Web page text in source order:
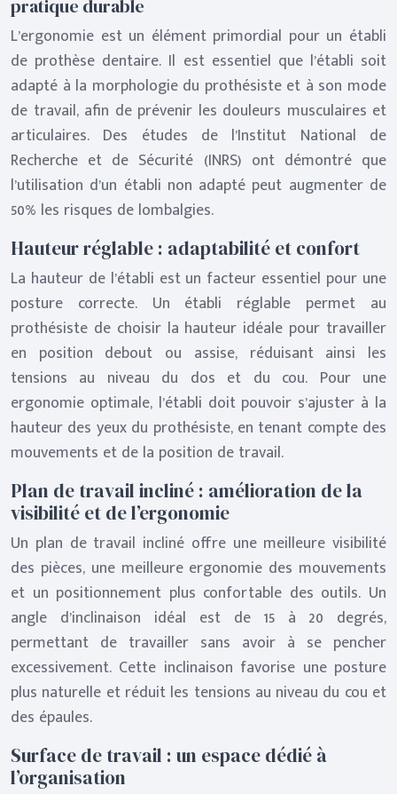
pratique durable
L’ergonomie est un élément primordial pour un établi
de prothèse dentaire. Il est essentiel que l’établi soit
adapté à la morphologie du prothésiste et à son mode
de travail, afin de prévenir les douleurs musculaires et
articulaires. Des études de l’Institut National de
Recherche et de Sécurité (INRS) ont démontré que
l’utilisation d’un établi non adapté peut augmenter de
50% les risques de lombalgies.
Hauteur réglable : adaptabilité et confort
La hauteur de l’établi est un facteur essentiel pour une
posture correcte. Un établi réglable permet au
prothésiste de choisir la hauteur idéale pour travailler
en position debout ou assise, réduisant ainsi les
tensions au niveau du dos et du cou. Pour une
ergonomie optimale, l’établi doit pouvoir s’ajuster à la
hauteur des yeux du prothésiste, en tenant compte des
mouvements et de la position de travail.
Plan de travail incliné : amélioration de la
visibilité et de l’ergonomie
Un plan de travail incliné offre une meilleure visibilité
des pièces, une meilleure ergonomie des mouvements
et un positionnement plus confortable des outils. Un
angle d’inclinaison idéal est de 15 à 20 degrés,
permettant de travailler sans avoir à se pencher
excessivement. Cette inclinaison favorise une posture
plus naturelle et réduit les tensions au niveau du cou et
des épaules.
Surface de travail : un espace dédié à
l’organisation